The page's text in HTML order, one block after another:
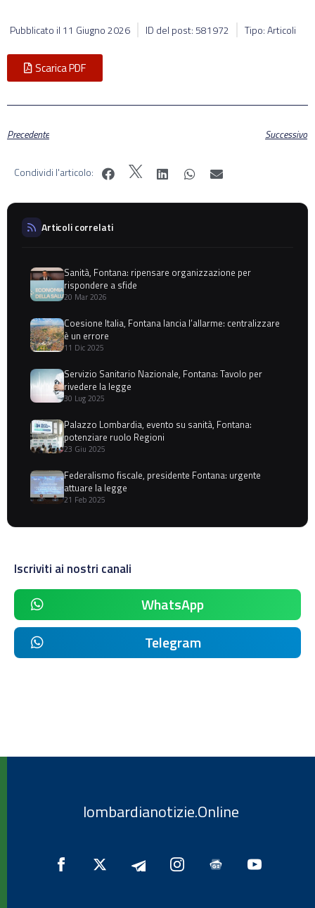
Pubblicato il 11 Giugno 2026 ID del post: 581972 Tipo: Articoli
Scarica PDF
Precedente Successivo
Condividi l'articolo:
Articoli correlati
Sanità, Fontana: ripensare organizzazione per
rispondere a sfide
20 Mar 2026
Coesione Italia, Fontana lancia l’allarme: centralizzare
è un errore
11 Dic 2025
Servizio Sanitario Nazionale, Fontana: Tavolo per
rivedere la legge
30 Lug 2025
Palazzo Lombardia, evento su sanità, Fontana:
potenziare ruolo Regioni
23 Giu 2025
Federalismo fiscale, presidente Fontana: urgente
attuare la legge
21 Feb 2025
Iscriviti ai nostri canali
WhatsApp
Telegram
lombardianotizie.Online